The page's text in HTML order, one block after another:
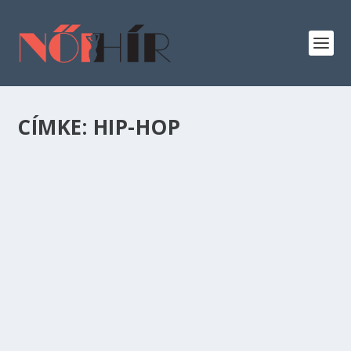
CÍMKE: HIP-HOP